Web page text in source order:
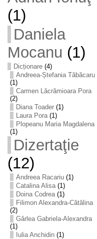
(1)
Daniela
Mocanu (1)
Dicționare(4)
Andreea-Ștefania Tăbăcaru
(1)
Carmen Lăcrămioara Pora
(2)
Diana Toader(1)
Laura Pora(1)
Plopeanu Maria Magdalena
(1)
Dizertaţie
(12)
Andreea Racariu(1)
Catalina Alisa(1)
Doina Codrea(1)
Filimon Alexandra-Cătălina
(2)
Gârlea Gabriela-Alexandra
(1)
Iulia Anchidin(1)